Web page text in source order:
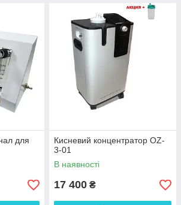
для
Кисневий концентратор OZ-
3-01
В наявності
17 400 ₴